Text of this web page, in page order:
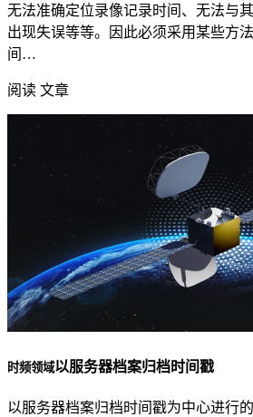
无法准确定位录像记录时间、无法与
出现失误等等。因此必须采用某些方
间…
阅读 文章
时频领域以服务器档案归档时间戳
以服务器档案归档时间戳为中心进行